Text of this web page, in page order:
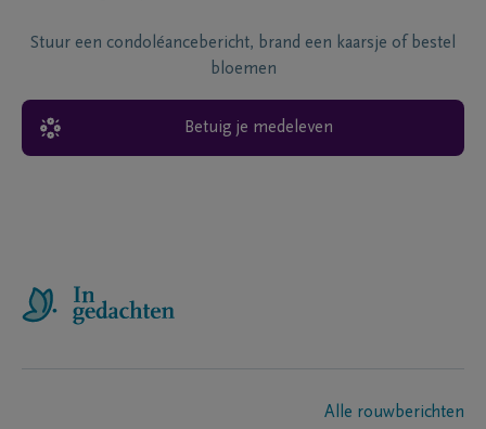
Stuur een condoléancebericht, brand een kaarsje of bestel
bloemen
Betuig je medeleven
Alle rouwberichten